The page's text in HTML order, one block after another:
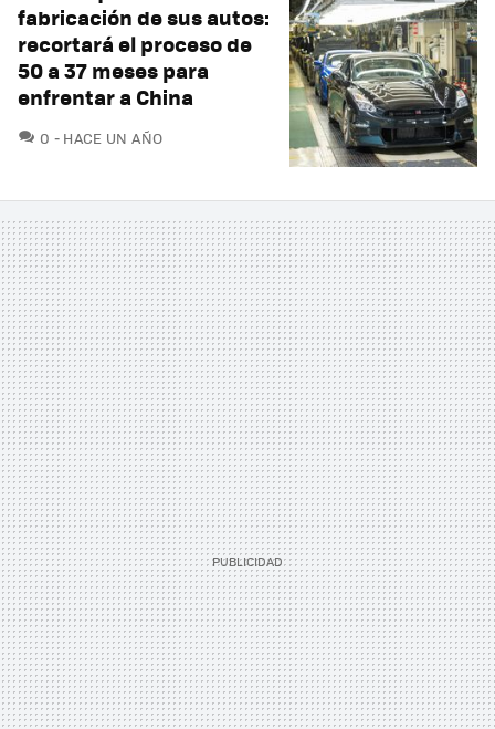
fabricación de sus autos:
recortará el proceso de
50 a 37 meses para
enfrentar a China
0 COMENTARIOS
HACE UN AÑO